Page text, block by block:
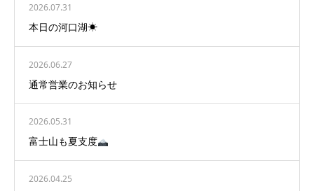
2026.07.31
本日の河口湖☀
2026.06.27
通常営業のお知らせ
2026.05.31
富士山も夏支度
2026.04.25